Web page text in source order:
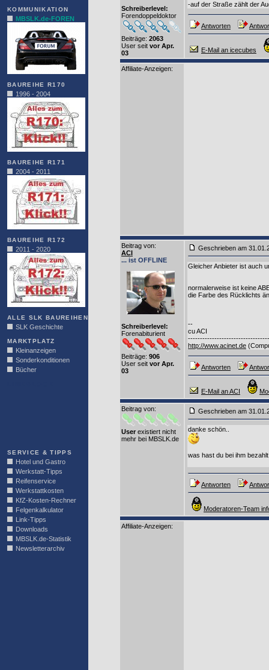
KOMMUNIKATION
MBSLK.de-FOREN
BAUREIHE R170
1996 - 2004
BAUREIHE R171
2004 - 2011
BAUREIHE R172
2011 - 2020
ALLE SLK BAUREIHEN
SLK Geschichte
MARKTPLATZ
Kleinanzeigen
Sonderkonditionen
Bücher
SERVICE & TIPPS
Hotel und Gastro
Werkstatt-Tipps
Reifenservice
Werkstattkosten
KfZ-Kosten-Rechner
Felgenkalkulator
Link-Tipps
Downloads
MBSLK.de-Statistik
Newsletterarchiv
Schreiberlevel:
Forendoppeldoktor
Beiträge: 2063
User seit vor Apr.
03
-auf der Straße zählt der
Antworten
E-Mail an icecubes
Affiliate-Anzeigen:
Beitrag von:
ACI
... ist OFFLINE
Schreiberlevel:
Forenabiturient
Beiträge: 906
User seit vor Apr.
03
Geschrieben am
Gleicher Anbieter ist auch
normalerweise ist keine
die Farbe des Rücklichts
--
cu ACI
http://www.acinet.de
Antworten
E-Mail an ACI
Beitrag von:
User existiert nicht
mehr bei MBSLK.de
Geschrieben am
danke schön..
was hast du bei ihm
Antworten
Moderatoren-Team
Affiliate-Anzeigen: